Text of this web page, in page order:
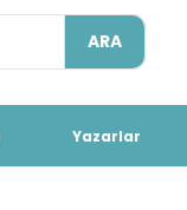
ARA
Yazarlar